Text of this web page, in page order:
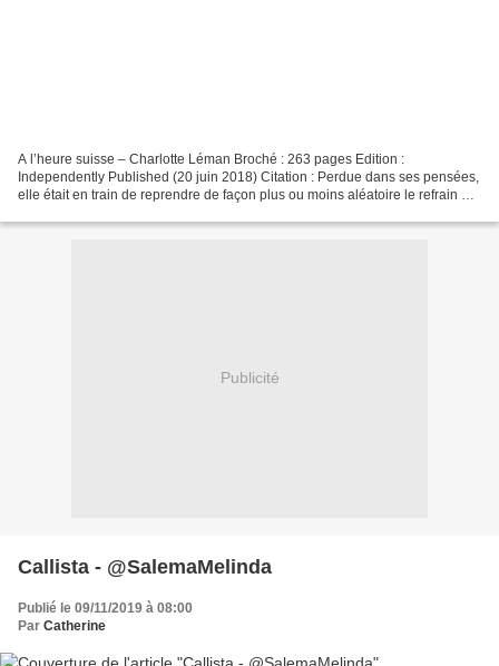
A l’heure suisse – Charlotte Léman Broché : 263 pages Edition :
Independently Published (20 juin 2018) Citation : Perdue dans ses pensées,
elle était en train de reprendre de façon plus ou moins aléatoire le refrain de
Publicité
Callista - @SalemaMelinda
Publié le 09/11/2019 à 08:00
Par Catherine